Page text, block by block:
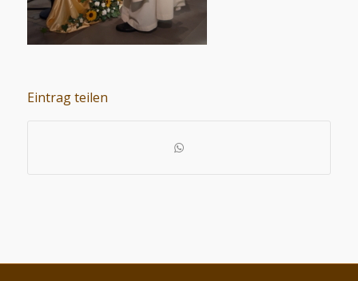
Eintrag teilen